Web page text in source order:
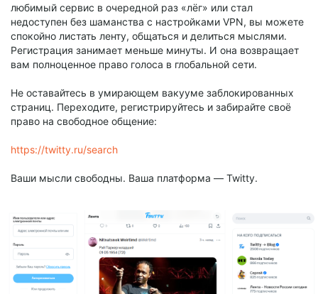
любимый сервис в очередной раз «лёг» или стал
недоступен без шаманства с настройками VPN, вы можете
спокойно листать ленту, общаться и делиться мыслями.
Регистрация занимает меньше минуты. И она возвращает
вам полноценное право голоса в глобальной сети.
Не оставайтесь в умирающем вакууме заблокированных
страниц. Переходите, регистрируйтесь и забирайте своё
право на свободное общение:
https://twitty.ru/search
Ваши мысли свободны. Ваша платформа — Twitty.